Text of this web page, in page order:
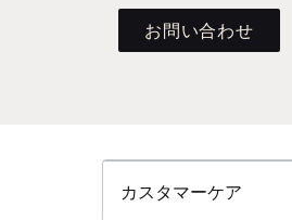
お問い合わせ
カスタマーケア